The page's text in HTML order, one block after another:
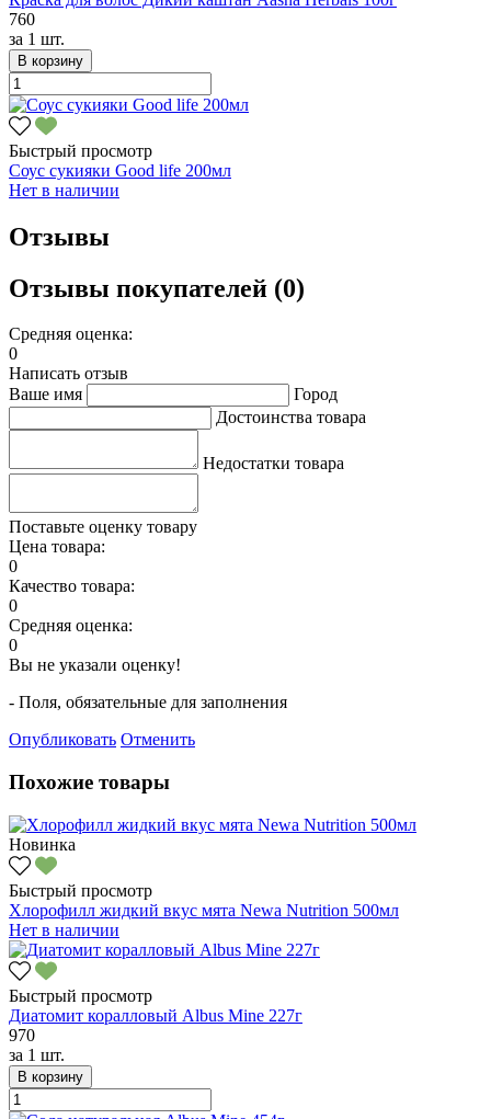
760
за 1 шт.
В корзину
Быстрый просмотр
Соус сукияки Good life 200мл
Нет в наличии
Отзывы
Отзывы покупателей (0)
Средняя оценка:
0
Написать отзыв
Ваше имя
Город
Достоинства товара
Недостатки товара
Поставьте оценку товару
Цена товара:
0
Качество товара:
0
Средняя оценка:
0
Вы не указали оценку!
- Поля, обязательные для заполнения
Опубликовать Отменить
Похожие товары
Новинка
Быстрый просмотр
Хлорофилл жидкий вкус мята Newa Nutrition 500мл
Нет в наличии
Быстрый просмотр
Диатомит коралловый Albus Mine 227г
970
за 1 шт.
В корзину